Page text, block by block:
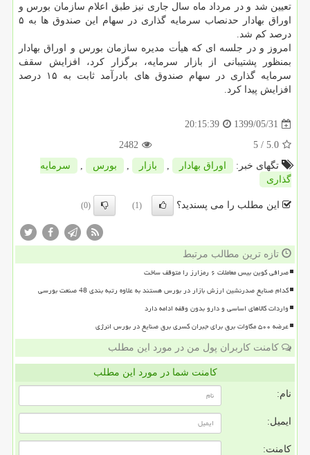
تعیین شد و در مرداد ماه سال جاری نیز طبق اعلام سازمان بورس و
اوراق بهادار حدنصاب سرمایه گذاری در سهام این صندوق ها به ۵
درصد کم شد.
امروز و در جلسه ای که هیأت مدیره سازمان بورس و اوراق بهادار
بمنظور پشتیبانی از بازار سرمایه، برگزار کرد، افزایش سقف
سرمایه گذاری در سهام صندوق های بادرآمد ثابت به ۱۵ درصد
افزایش پیدا کرد.
1399/05/31
20:15:39
5.0
/ 5
2482
تگهای خبر:
اوراق بهادار , بازار , بورس ,
سرمایه
گذاری
این مطلب را می پسندید؟ (1)
(0)
تازه ترین مطالب مرتبط
صرافی کوین بیس معاملات ۶ رمزارز را متوقف ساخت
کدام صنایع صدرنشین ارزش بازار در بورس هستند به علاوه رتبه بندی 48 صنعت بورسی
واردات کالاهای اساسی و دارو بدون وقفه ادامه دارد
عرضه ۵۰۰ مگاوات برق برای جبران کسری برق صنایع در بورس انرژی
کامنت کاربران پول من در مورد این مطلب
کامنت شما در مورد این مطلب
نام:
ایمیل:
کامنت: